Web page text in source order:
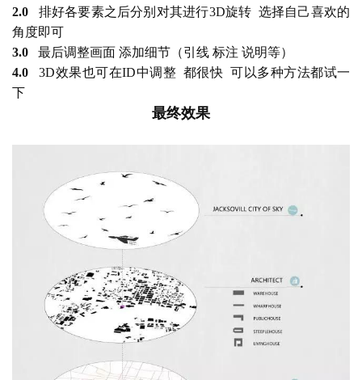
2.0 排好各要素之后分别对其进行3D旋转  选择自己喜欢的
角度即可
3.0 最后调整画面 添加细节（引线 标注 说明等）
4.0 3D效果也可在ID中调整  都很快  可以多种方法都试一
下
最终效果